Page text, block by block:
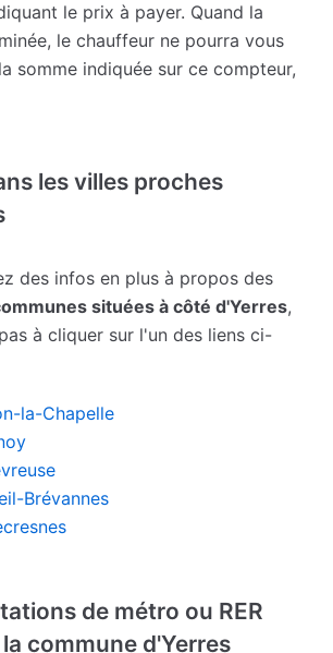
le prix à payer. Quand la
le chauffeur ne pourra vous
somme indiquée sur ce compteur,
les villes proches
des infos en plus à propos des
situées à côté d'Yerres,
à cliquer sur l'un des liens ci-
la-Chapelle
Brévannes
de métro ou RER
commune d'Yerres